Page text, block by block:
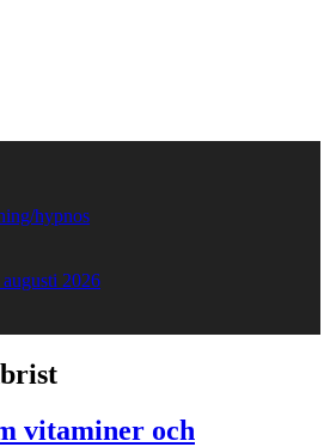
hypnos
2026
vitaminer och